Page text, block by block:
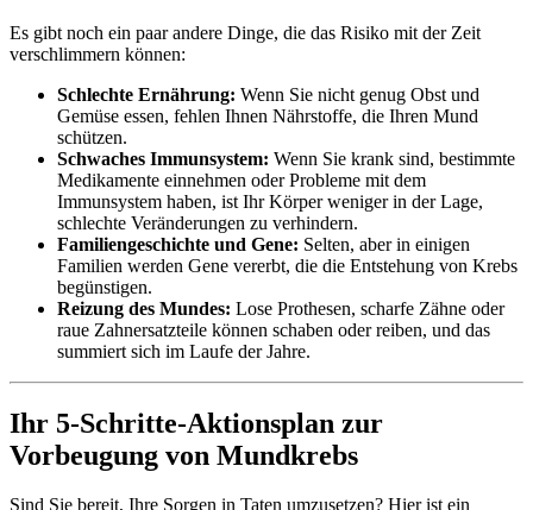
Es gibt noch ein paar andere Dinge, die das Risiko mit der Zeit
verschlimmern können:
Schlechte Ernährung: Wenn Sie nicht genug Obst und
Gemüse essen, fehlen Ihnen Nährstoffe, die Ihren Mund
schützen.
Schwaches Immunsystem: Wenn Sie krank sind, bestimmte
Medikamente einnehmen oder Probleme mit dem
Immunsystem haben, ist Ihr Körper weniger in der Lage,
schlechte Veränderungen zu verhindern.
Familiengeschichte und Gene: Selten, aber in einigen
Familien werden Gene vererbt, die die Entstehung von Krebs
begünstigen.
Reizung des Mundes: Lose Prothesen, scharfe Zähne oder
raue Zahnersatzteile können schaben oder reiben, und das
summiert sich im Laufe der Jahre.
Ihr 5-Schritte-Aktionsplan zur
Vorbeugung von Mundkrebs
Sind Sie bereit, Ihre Sorgen in Taten umzusetzen? Hier ist ein